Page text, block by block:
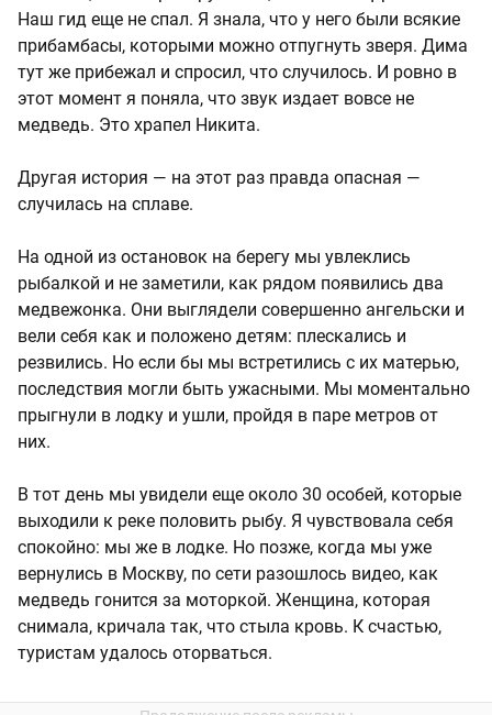
Наш гид еще не спал. Я знала, что у него были всякие
прибамбасы, которыми можно отпугнуть зверя. Дима
тут же прибежал и спросил, что случилось. И ровно в
этот момент я поняла, что звук издает вовсе не
медведь. Это храпел Никита.
Другая история — на этот раз правда опасная —
случилась на сплаве.
На одной из остановок на берегу мы увлеклись
рыбалкой и не заметили, как рядом появились два
медвежонка. Они выглядели совершенно ангельски и
вели себя как и положено детям: плескались и
резвились. Но если бы мы встретились с их матерью,
последствия могли быть ужасными. Мы моментально
прыгнули в лодку и ушли, пройдя в паре метров от
них.
В тот день мы увидели еще около 30 особей, которые
выходили к реке половить рыбу. Я чувствовала себя
спокойно: мы же в лодке. Но позже, когда мы уже
вернулись в Москву, по сети разошлось видео, как
медведь гонится за моторкой. Женщина, которая
снимала, кричала так, что стыла кровь. К счастью,
туристам удалось оторваться.